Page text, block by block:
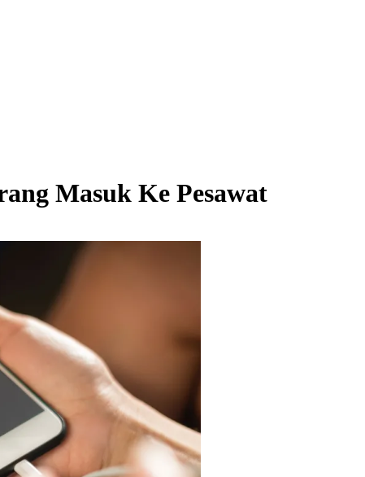
Masuk Ke Pesawat